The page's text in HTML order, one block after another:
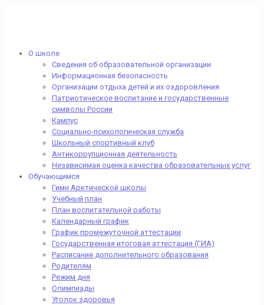
О школе
Сведения об образовательной организации
Информационная безопасность
Организации отдыха детей и их оздоровления
Патриотическое воспитание и государственные
символы России
Кампус
Социально-психологическая служба
Школьный спортивный клуб
Антикоррупционная деятельность
Независимая оценка качества образовательных услуг
Обучающимся
Гимн Арктической школы
Учебный план
План воспитательной работы
Календарный график
График промежуточной аттестации
Государственная итоговая аттестация (ГИА)
Расписание дополнительного образования
Родителям
Режим дня
Олимпиады
Уголок здоровья